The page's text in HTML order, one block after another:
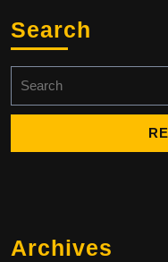
Search
for:
Archives